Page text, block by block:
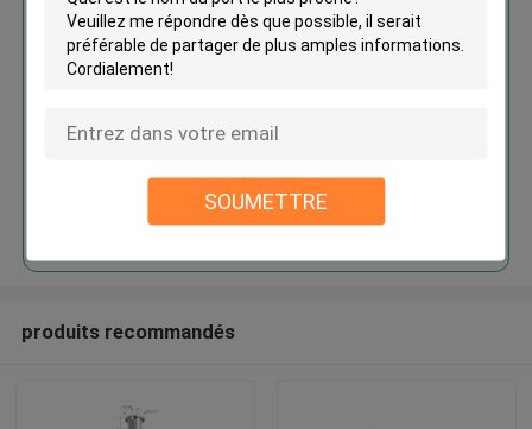
SOUMETTRE
Système accrochant en laiton
de câble de crochet instantané
Continuer
produits recommandés